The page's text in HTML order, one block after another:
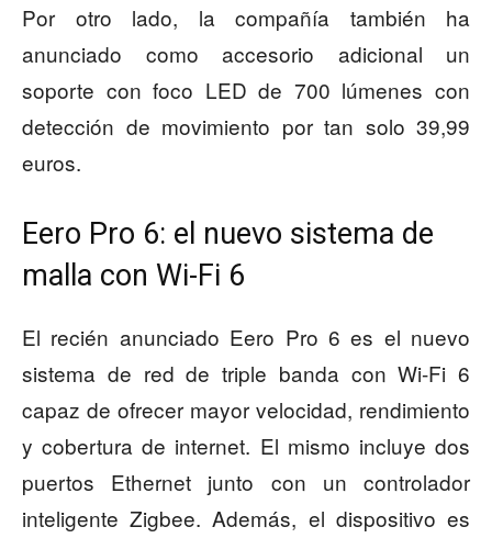
Por otro lado, la compañía también ha
anunciado como accesorio adicional un
soporte con foco LED de 700 lúmenes con
detección de movimiento por tan solo 39,99
euros.
Eero Pro 6: el nuevo sistema de
malla con Wi-Fi 6
El recién anunciado Eero Pro 6 es el nuevo
sistema de red de triple banda con Wi-Fi 6
capaz de ofrecer mayor velocidad, rendimiento
y cobertura de internet. El mismo incluye dos
puertos Ethernet junto con un controlador
inteligente Zigbee. Además, el dispositivo es